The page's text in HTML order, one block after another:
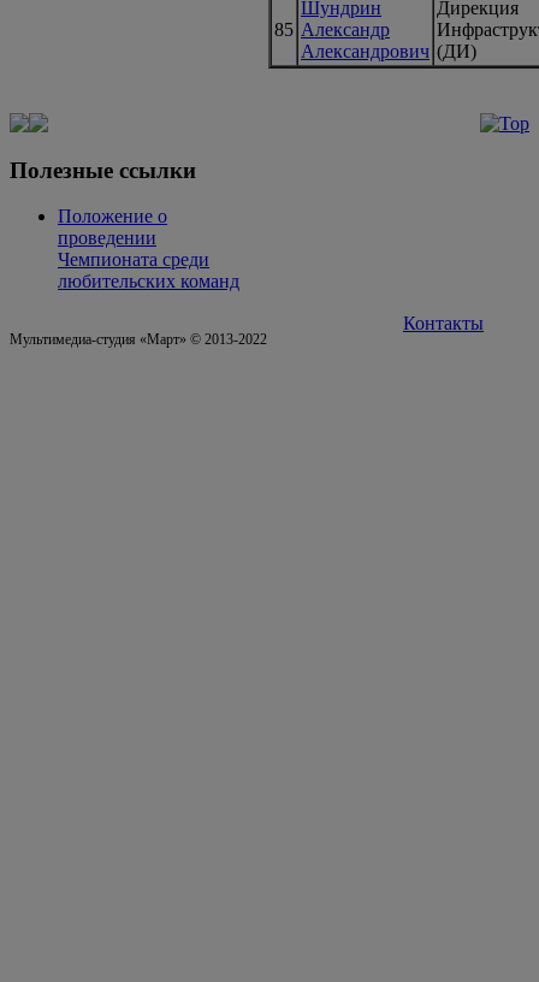
85
Шундрин
Александр
Александрович
Дирекция
(ДИ)
Полезные ссылки
Положение о
проведении
Чемпионата среди
любительских команд
Мультимедиа-студия «Март» © 2013-2022
Контакты